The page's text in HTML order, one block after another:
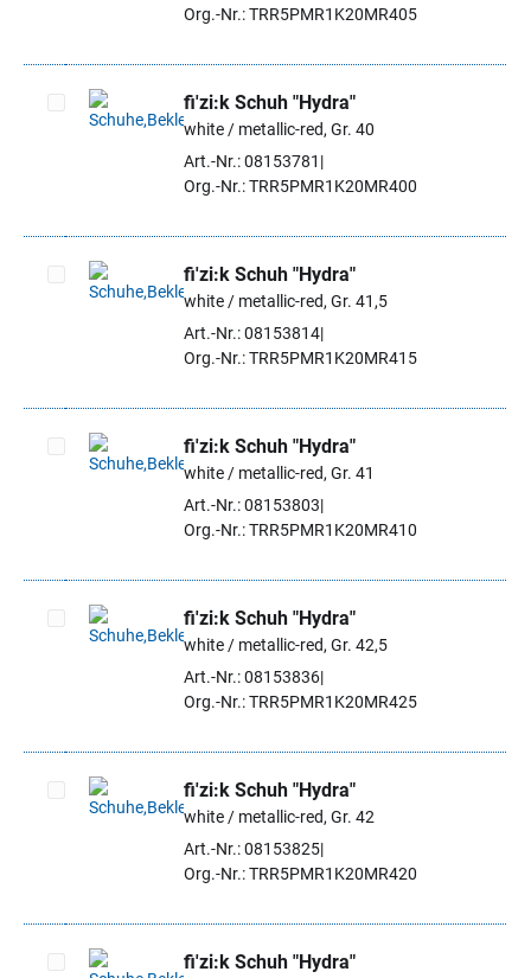
Org.-Nr.: TRR5PMR1K20MR405
Artikel auswählen
fi'zi:k Schuh "Hydra"
white / metallic-red, Gr. 40
Art.-Nr.: 08153781
Org.-Nr.: TRR5PMR1K20MR400
Artikel auswählen
fi'zi:k Schuh "Hydra"
white / metallic-red, Gr. 41,5
Art.-Nr.: 08153814
Org.-Nr.: TRR5PMR1K20MR415
Artikel auswählen
fi'zi:k Schuh "Hydra"
white / metallic-red, Gr. 41
Art.-Nr.: 08153803
Org.-Nr.: TRR5PMR1K20MR410
Artikel auswählen
fi'zi:k Schuh "Hydra"
white / metallic-red, Gr. 42,5
Art.-Nr.: 08153836
Org.-Nr.: TRR5PMR1K20MR425
Artikel auswählen
fi'zi:k Schuh "Hydra"
white / metallic-red, Gr. 42
Art.-Nr.: 08153825
Org.-Nr.: TRR5PMR1K20MR420
fi'zi:k Schuh "Hydra"